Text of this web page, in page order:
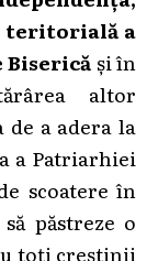
teritorială a
și în
altor
a adera la
a Patriarhiei
scoatere în
păstreze o
toți creștinii